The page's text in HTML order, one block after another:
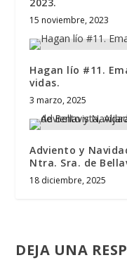
15 noviembre, 2023
Hagan lío #11.
vidas.
3 marzo, 2025
Adviento y
Ntra. Sra. de
18 diciembre, 2025
DEJA UNA